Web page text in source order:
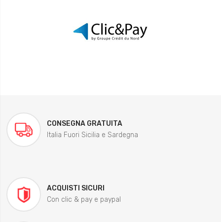
CONSEGNA GRATUITA
Italia Fuori Sicilia e Sardegna
ACQUISTI SICURI
Con clic & pay e paypal